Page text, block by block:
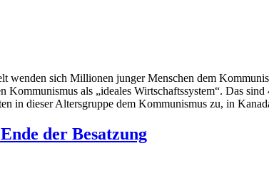
sich Millionen junger Menschen dem
als „ideales Wirtschaftssystem“. Das
in dieser Altersgruppe dem Kommunismus zu, in
der Besatzung